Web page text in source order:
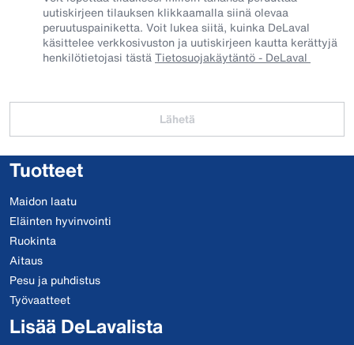
uutiskirjeen tilauksen klikkaamalla siinä olevaa
peruutuspainiketta. Voit lukea siitä, kuinka DeLaval
käsittelee verkkosivuston ja uutiskirjeen kautta kerättyjä
henkilötietojasi tästäTietosuojakäytäntö - DeLaval
Lähetä
Tuotteet
Maidon laatu
Eläinten hyvinvointi
Ruokinta
Aitaus
Pesu ja puhdistus
Työvaatteet
Lisää DeLavalista